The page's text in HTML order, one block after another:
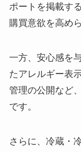
ポートを掲載す
購買意欲を高め
一方、安心感を
たアレルギー表
管理の公開など
です。
さらに、冷蔵・